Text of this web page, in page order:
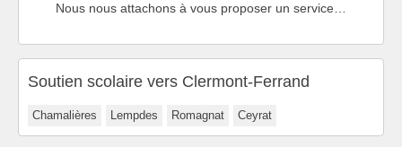
Nous nous attachons à vous proposer un service…
Soutien scolaire vers Clermont-Ferrand
Chamalières Lempdes Romagnat Ceyrat